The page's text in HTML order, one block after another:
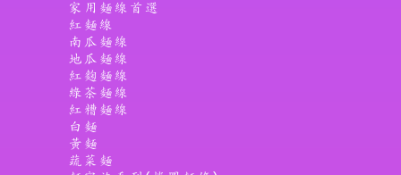
家用麵線首選
紅麵線
南瓜麵線
地瓜麵線
紅麴麵線
綠茶麵線
紅糟麵線
白麵
黃麵
蔬菜麵